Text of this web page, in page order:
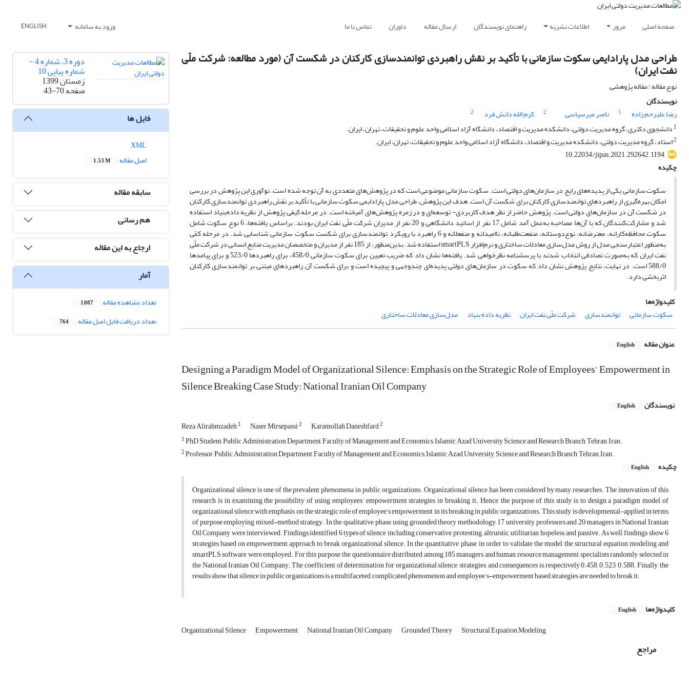
صفحه اصلی مرور اطلاعات نشریه راهنمای نویسندگان ارسال مقاله داوران تماس با ما ورود به سامانه ENGLISH
طراحی مدل پارادایمی سکوت سازمانی با تأکید بر نقش راهبردی توانمندسازی کارکنان در شکست آن (مورد مطالعه: شرکت ملّی
نفت ایران)
نوع مقاله : مقاله پژوهشی
نویسندگان
رضا علیرحم زاده
1 ناصر میرسپاسی 2 کرم الله دانش فرد
2
1 دانشجوی دکتری، گروه مدیریت دولتی، دانشکده مدیریت و اقتصاد، دانشگاه آزاد اسلامی واحد علوم و تحقیقات، تهران، ایران.
2استاد، گروه مدیریت دولتی، دانشکده مدیریت و اقتصاد، دانشگاه آزاد اسلامی واحد علوم و تحقیقات، تهران، ایران.
10.22034/jipas.2021.292642.1194
چکیده
سکوت سازمانی یکی از پدیده‌های رایج در سازمان‌های دولتی است. سکوت سازمانی موضوعی است که در پژوهش‌های‌ متعددی به آن‌ توجه شده است. نوآوری این پژوهش در بررسی
امکان بهره‌گیری از راهبردهای توانمندسازی کارکنان برای شکست آن است. هدف این پژوهش، طراحی مدل پارادایمی سکوت سازمانی با تأکید بر نقش راهبردی توانمندسازی کارکنان
در شکست آن در سازمان‌های دولتی است.‏ پژوهش حاضر از نظر هدف کاربردی- توسعه‌ای و در زمره پژوهش‌های‌ آمیخته است. در مرحله کیفی پژوهش از نظریه داده‌بنیاد استفاده
شد و مشارکت‌کنندگان که با آن‌ها مصاحبه به‌عمل آمد شامل 17 نفر از اساتید دانشگاهی و 20 نفر از مدیران شرکت ملّی نفت ایران بودند. براساس یافته‌ها، 6 نوع سکوت شامل
سکوت محافظه‌کارانه، معترضانه، نوع‌دوستانه، منفعت‌طلبانه، ناامیدانه و منفعلانه و 6 راهبرد با رویکرد توانمندسازی برای شکست سکوت سازمانی شناسایی شد. در مرحله کمّی
به‌منظور اعتبارسنجی مدل از روش مدل‌سازی معادلات ساختاری و نرم‌افزار smartPLS استفاده شد. بدین‌منظور، از 185 نفر از مدیران و متخصصان مدیریت منابع انسانی در شرکت ملّی
نفت ایران که به‌صورت تصادفی انتخاب شدند با پرسشنامه نظرخواهی شد. یافته‌ها نشان داد که ضریب تعیین برای سکوت سازمانی 458/0، برای راهبردها 523/0 و برای پیامدها
588/0 است. در نهایت،‌ نتایج پژوهش نشان داد که سکوت در سازمان‌های دولتی پدیده‌ای چندوجهی و پیچیده است و برای شکست آن راهبردهای مبتنی بر توانمندسازی کارکنان
اثربخشی دارد.
کلیدواژه‌ها
سکوت سازمانی
توانمندسازی شرکت ملّی نفت ایران نظریه داده بنیاد مدل‌سازی معادلات ساختاری
عنوان مقاله English
Designing a Paradigm Model of Organizational Silence: Emphasis on the Strategic Role of Employees’ Empowerment in
Silence Breaking Case Study: National Iranian Oil ‎Company
نویسندگان English
Reza Alirahmzadeh1 Naser Mirsepassi2 Karamollah Daneshfard2
1PhD Student, Public Administration Department, Faculty of Management and Economics, Islamic Azad University Science and Research Branch, Tehran, Iran.
2Professor, Public Administration Department, Faculty of Management and Economics, Islamic Azad University, Science and Research Branch, Tehran, Iran.
چکیده
English
Organizational silence is one of the prevalent phenomena in publicorganizations. Organizational silence has been considered by manyresearches. The innovation of this
research is in examining the possibility of using employees’ empowerment strategies in breaking it. Hence, the purpose of this study is to design a paradigm model of
organizational silence with emphasis on the strategic role of employee’s empowermentin its breaking in public organizations. This study is developmental-applied in terms
of purpose employing mixed-method strategy. In the qualitative phase, using grounded theory methodology, 17 university professors and 20 managers in NationalIranian
Oil Company were interviewed. Findings identified 6 types of silenceincluding conservative, protesting, altruistic, utilitarian, hopeless, and passive. As well, findings show 6
strategies based on empowerment approach tobreak organizational silence. In the quantitative phase, in order tovalidate the model, the structural equation modeling and
smartPLS softwarewere employed. For this purpose, the questionnaire distributed among 185 managers and human resourcemanagement specialists randomly selected in
the National Iranian Oil Company. The coefficient of determination fororganizational silence, strategies, and consequences is respectively 0.458, 0.523, 0.588.Finally, the
results show that silence in public organizations is a multifaceted, complicated phenomenon and employee’s-empowerment based strategies areneeded to break it.
کلیدواژه‌ها English
Organizational Silence Empowerment National Iranian Oil Company Grounded Theory ‎Structural Equation Modeling
مراجع
دوره 3، شماره 4 -
شماره پیاپی 10
زمستان 1399
صفحه43-70
فایل ها
اصل مقاله
1.53 M
سابقه مقاله
هم رسانی
ارجاع به این مقاله
آمار
تعداد مشاهده مقاله 1,087
تعداد دریافت فایل اصل مقاله 764